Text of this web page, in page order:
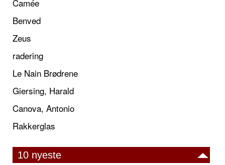
Camée
Benved
Zeus
radering
Le Nain Brødrene
Giersing, Harald
Canova, Antonio
Rakkerglas
10 nyeste